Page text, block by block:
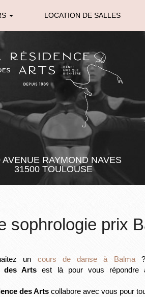
LOCATION DE SALLES
AVENUE RAYMOND NAVES
31500 TOULOUSE
sophrologie prix
un cours de danse à Balma
des Arts est là pour vous répondre
des Arts collabore avec vous pour